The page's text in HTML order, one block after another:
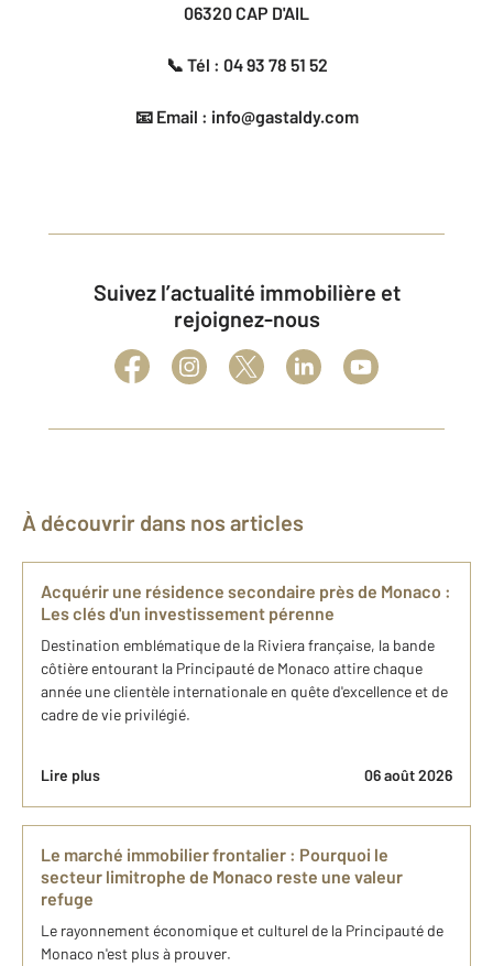
06320 CAP D'AIL
📞 Tél : 04 93 78 51 52
📧 Email : info@gastaldy.com
Suivez l’actualité immobilière et
rejoignez-nous
À découvrir dans nos articles
Acquérir une résidence secondaire près de Monaco :
Les clés d'un investissement pérenne
Destination emblématique de la Riviera française, la bande
côtière entourant la Principauté de Monaco attire chaque
année une clientèle internationale en quête d'excellence et de
cadre de vie privilégié.
Lire plus 06 août 2026
Le marché immobilier frontalier : Pourquoi le
secteur limitrophe de Monaco reste une valeur
refuge
Le rayonnement économique et culturel de la Principauté de
Monaco n'est plus à prouver.